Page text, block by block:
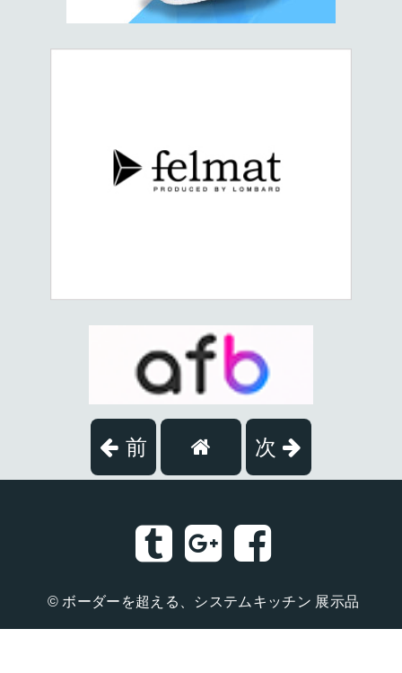
前 次
© ボーダーを超える、システムキッチン 展示品